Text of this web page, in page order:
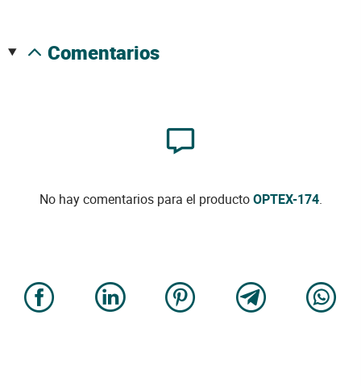
comentarios
No hay comentarios para el productoOPTEX-174.